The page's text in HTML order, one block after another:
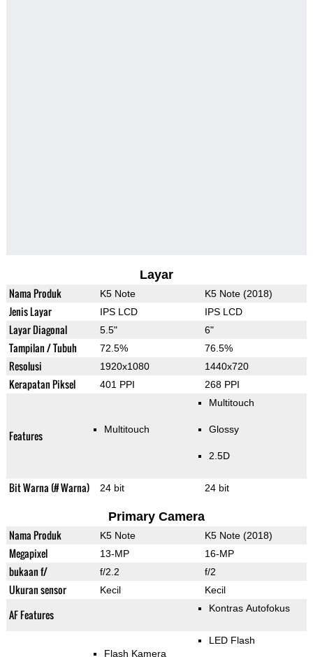
Layar
Nama Produk K5 Note K5 Note (2018)
Jenis Layar IPS LCD IPS LCD
Layar Diagonal 5.5" 6"
Tampilan / Tubuh 72.5% 76.5%
Resolusi 1920x1080 1440x720
Kerapatan Piksel 401 PPI 268 PPI
Features Multitouch
Multitouch
Glossy
2.5D
Bit Warna (# Warna) 24 bit 24 bit
Primary Camera
Nama Produk K5 Note K5 Note (2018)
Megapixel 13-MP 16-MP
bukaan f/ f/2.2 f/2
Ukuran sensor Kecil Kecil
AF Features Kontras Autofokus
Flash Kamera
LED Flash